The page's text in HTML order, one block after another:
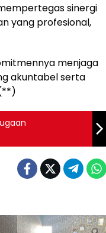
sinergi
yang profesional,
menjaga
akuntabel serta